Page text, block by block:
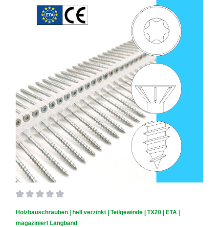
Holzbauschrauben | hell verzinkt | Teilgewinde | TX20 | ETA |
magaziniert Langband